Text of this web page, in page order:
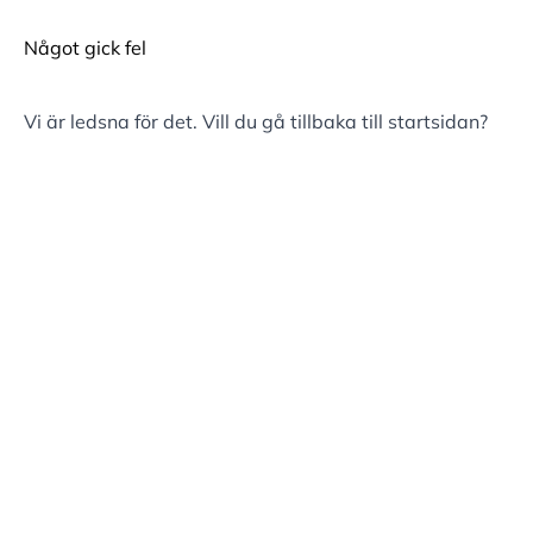
Något gick fel
Vi är ledsna för det. Vill du gå tillbaka till startsidan?